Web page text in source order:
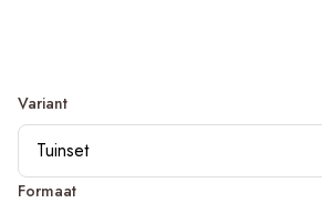
Variant
Tuinset
Formaat